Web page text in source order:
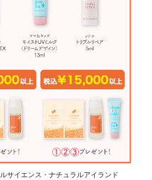
サイエンス・ナチュラルアイランド